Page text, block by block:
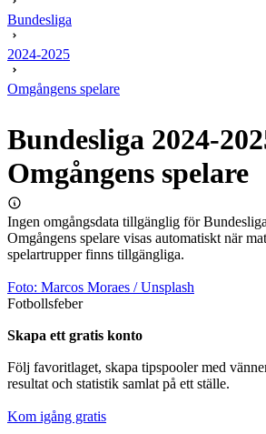
Bundesliga
2024-2025
Omgångens spelare
Bundesliga 2024-
Omgångens spelare
Ingen omgångsdata tillgänglig förBundesliga
Omgångens spelare visas automatiskt när
spelartrupper finns tillgängliga.
Foto: Marcos Moraes / Unsplash
Fotbollsfeber
Skapa ett gratis konto
Följ favoritlaget, skapa tipspooler med
resultat och statistik samlat på ett ställe.
Kom igång gratis